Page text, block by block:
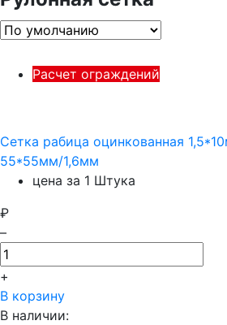
Расчет ограждений
Сетка рабица оцинкованная
55*55мм/1,6мм
цена за 1 Штука
₽
–
+
В корзину
В наличии: